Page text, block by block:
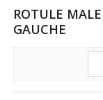
ROTULE
GAUCHE